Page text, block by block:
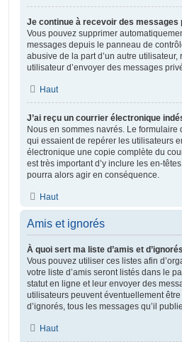
Je continue à recevoir des messages
Vous pouvez supprimer
messages depuis le panneau de
abusive de la part d’un autre
utilisateur d’envoyer des messages
Haut
J’ai reçu un courrier électronique
Nous en sommes navrés. Le
qui essaient de repérer les utilisateurs
électronique une copie complète du
est très important d’y inclure les en-
pourra alors agir en conséquence.
Haut
Amis et ignorés
À quoi sert ma liste d’amis et
Vous pouvez utiliser ces listes afin
votre liste d’amis seront listés dans le
statut en ligne et leur envoyer des
utilisateurs peuvent éventuellement
d’ignorés, tous les messages qu’il
Haut